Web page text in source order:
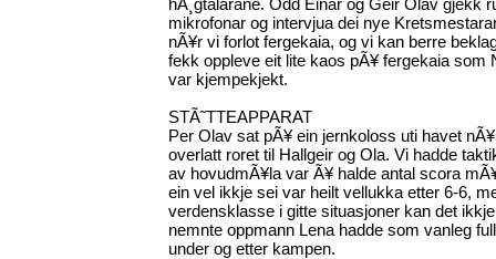
hÃ¸gtalarane. Odd Einar og Geir Olav gjekk
mikrofonar og intervjua dei nye
nÃ¥r vi forlot fergekaia, og vi kan berre
fekk oppleve eit lite kaos pÃ¥ fergekaia som
var kjempekjekt.
STÃ˜TTEAPPARAT
Per Olav sat pÃ¥ ein jernkoloss uti havet
overlatt roret til Hallgeir og Ola. Vi hadde
av hovudmÃ¥la var Ã¥ halde antal scora
ein vel ikkje sei var heilt vellukka etter 6-6,
verdensklasse i gitte situasjoner kan det
nemnte oppmann Lena hadde som vanleg
under og etter kampen.